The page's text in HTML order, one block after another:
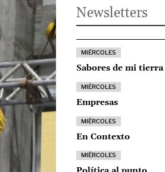
Newsletters
MIÉRCOLES
Sabores de mi tierra
MIÉRCOLES
Empresas
MIÉRCOLES
En Contexto
MIÉRCOLES